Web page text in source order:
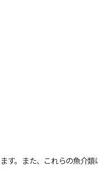
。また、これらの魚介類